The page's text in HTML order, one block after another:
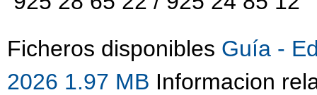
Ficheros disponibles Guía -
2026 1.97 MB Informacion